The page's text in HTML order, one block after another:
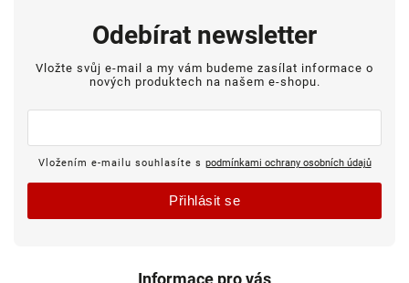
Odebírat newsletter
Vložte svůj e-mail a my vám budeme zasílat informace o
nových produktech na našem e-shopu.
Vložením e-mailu souhlasíte s podmínkami ochrany osobních údajů
Přihlásit se